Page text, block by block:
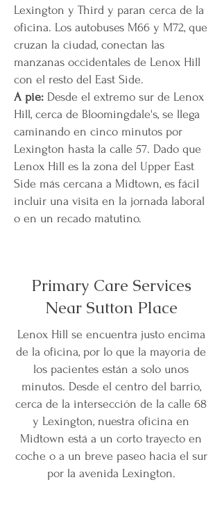
Lexington y Third y paran cerca de la
oficina. Los autobuses M66 y M72, que
cruzan la ciudad, conectan las
manzanas occidentales de Lenox Hill
con el resto del East Side.
A pie: Desde el extremo sur de Lenox
Hill, cerca de Bloomingdale's, se llega
caminando en cinco minutos por
Lexington hasta la calle 57. Dado que
Lenox Hill es la zona del Upper East
Side más cercana a Midtown, es fácil
incluir una visita en la jornada laboral
o en un recado matutino.
Primary Care Services
Near Sutton Place
Lenox Hill se encuentra justo encima
de la oficina, por lo que la mayoría de
los pacientes están a solo unos
minutos. Desde el centro del barrio,
cerca de la intersección de la calle 68
y Lexington, nuestra oficina en
Midtown está a un corto trayecto en
coche o a un breve paseo hacia el sur
por la avenida Lexington.